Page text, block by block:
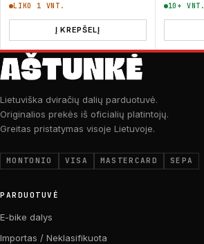
LIKO 1 VNT.
Į KREPŠELĮ
10+ VNT.
Lietuviška dviračių dalių parduotuvė.
Originalios prekės iš oficialių platintojų.
Greitas pristatymas visoje Lietuvoje.
MONTONIO VISA MASTERCARD SEPA
PARDUOTUVĖ
E-bike dalys
Importas / Neklasifikuota